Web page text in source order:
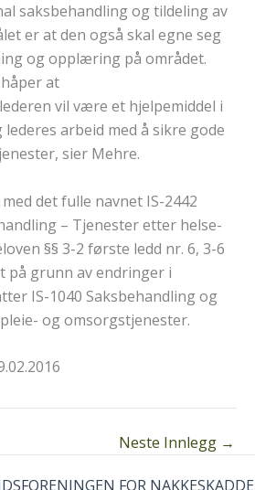
saksbehandling og tildeling av
er at den også skal egne seg
og opplæring på området.
at
vil være et hjelpemiddel i
arbeid med å sikre gode
sier Mehre.
det fulle navnet IS-2442
– Tjenester etter helse-
§§ 3-2 første ledd nr. 6, 3-6
på grunn av endringer i
IS-1040 Saksbehandling og
og omsorgstjenester.
Neste Innlegg →
FOR NAKKESKADDE